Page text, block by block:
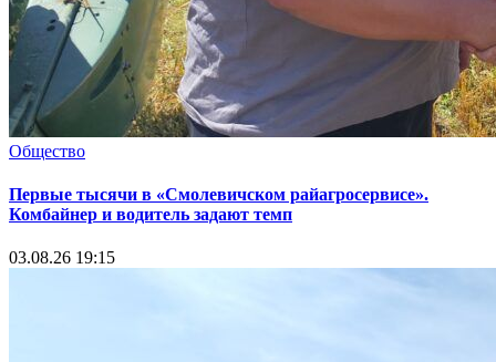
Общество
Первые тысячи в «Смолевичском райагросервисе».
Комбайнер и водитель задают темп
03.08.26 19:15